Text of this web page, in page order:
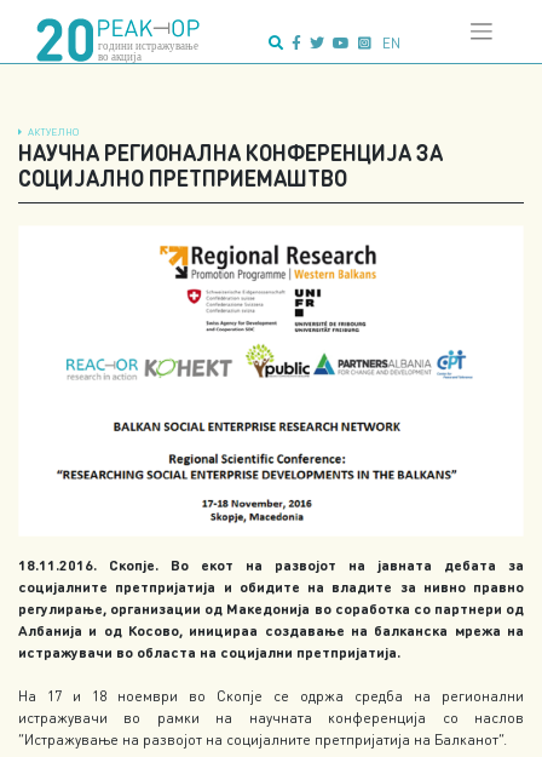
content
EN
АКТУЕЛНО
НАУЧНА РЕГИОНАЛНА КОНФЕРЕНЦИЈА ЗА
СОЦИЈАЛНО ПРЕТПРИЕМАШТВО
18.11.2016. Скопје. Во екот на развојот на јавната дебата за
социјалните претпријатија и обидите на владите за нивно правно
регулирање, организации од Македонија во соработка со партнери од
Албанија и од Косово, иницираа создавање на балканска мрежа на
истражувачи во областа на социјални претпријатија.
На 17 и 18 ноември во Скопје се одржа средба на регионални
истражувачи во рамки на научната конференција со наслов
“Истражување на развојот на социјалните претпријатија на Балканот”.